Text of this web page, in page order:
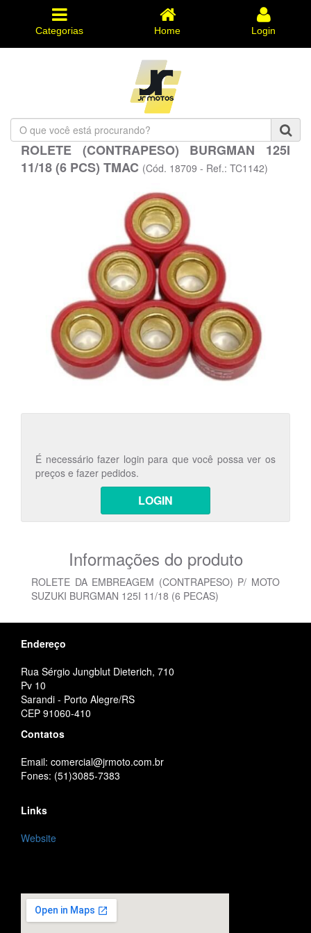
Categorias Home Login
O
que
você
está
ROLETE (CONTRAPESO) BURGMAN 125I
11/18 (6 PCS) TMAC (Cód. 18709 - Ref.: TC1142)
É necessário fazer login para que você possa ver os
preços e fazer pedidos.
LOGIN
Informações do produto
ROLETE DA EMBREAGEM (CONTRAPESO) P/ MOTO
SUZUKI BURGMAN 125I 11/18 (6 PECAS)
Endereço
Rua Sérgio Jungblut Dieterich, 710
Pv 10
Sarandi - Porto Alegre/RS
CEP 91060-410
Contatos
Email: comercial@jrmoto.com.br
Fones: (51)3085-7383
Links
Website